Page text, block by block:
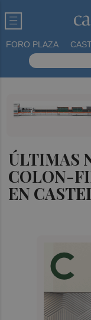
FORO PLAZA
ÚLTIMAS
COLON-
EN